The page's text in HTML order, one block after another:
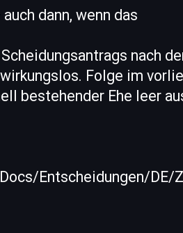
dann, wenn das
nach
Folge im
bestehender Ehe leer
Entscheidungen/